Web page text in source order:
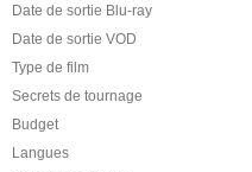
Date de sortie Blu-ray
Date de sortie VOD
Type de film
Secrets de tournage
Budget
Langues